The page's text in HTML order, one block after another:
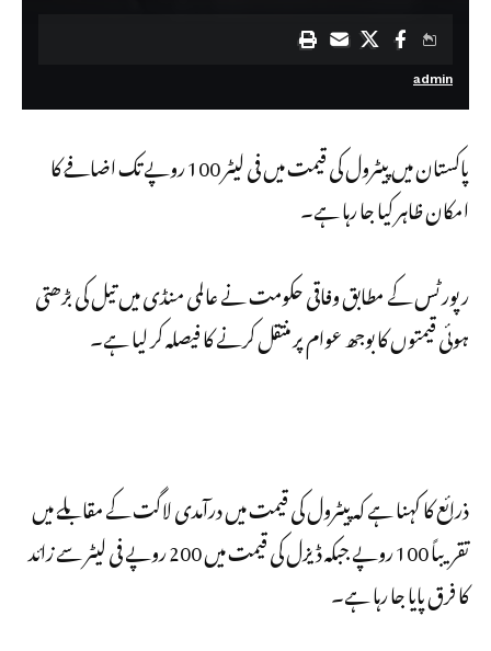
admin
پاکستان میں پیٹرول کی قیمت میں فی لیٹر 100 روپے تک اضافے کا
امکان ظاہر کیا جا رہا ہے۔
رپورٹس کے مطابق وفاقی حکومت نے عالمی منڈی میں تیل کی بڑھتی
ہوئی قیمتوں کا بوجھ عوام پر منتقل کرنے کا فیصلہ کر لیا ہے۔
ذرائع کا کہنا ہے کہ پیٹرول کی قیمت میں درآمدی لاگت کے مقابلے میں
تقریباً 100 روپے جبکہ ڈیزل کی قیمت میں 200 روپے فی لیٹر سے زائد
کا فرق پایا جا رہا ہے۔